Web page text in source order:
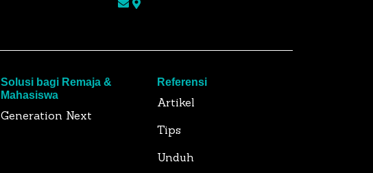
Solusi bagi Remaja &
Mahasiswa
Generation Next
Referensi
Artikel
Tips
Unduh